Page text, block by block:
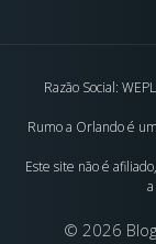
Razão Social:
Rumo a Orlando é
Este site não é
© 2026